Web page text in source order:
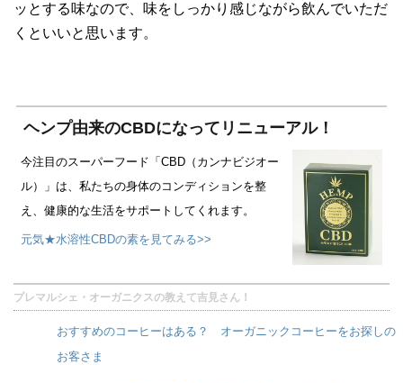
ッとする味なので、味をしっかり感じながら飲んでいただ
くといいと思います。
ヘンプ由来のCBDになってリニューアル！
今注目のスーパーフード「CBD（カンナビジオー
ル）」は、私たちの身体のコンディションを整
え、健康的な生活をサポートしてくれます。
元気★水溶性CBDの素を見てみる>>
プレマルシェ・オーガニクスの教えて吉見さん！
おすすめのコーヒーはある？ オーガニックコーヒーをお探しの
お客さま